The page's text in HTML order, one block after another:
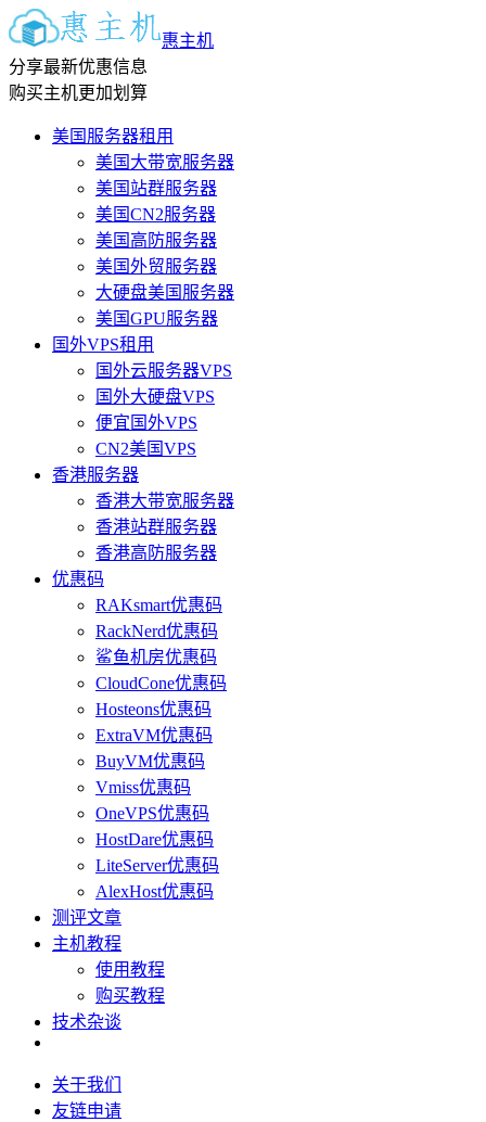
惠主机
分享最新优惠信息
购买主机更加划算
美国服务器租用
美国大带宽服务器
美国站群服务器
美国CN2服务器
美国高防服务器
美国外贸服务器
大硬盘美国服务器
美国GPU服务器
国外VPS租用
国外云服务器VPS
国外大硬盘VPS
便宜国外VPS
CN2美国VPS
香港服务器
香港大带宽服务器
香港站群服务器
香港高防服务器
优惠码
RAKsmart优惠码
RackNerd优惠码
鲨鱼机房优惠码
CloudCone优惠码
Hosteons优惠码
ExtraVM优惠码
BuyVM优惠码
Vmiss优惠码
OneVPS优惠码
HostDare优惠码
LiteServer优惠码
AlexHost优惠码
测评文章
主机教程
使用教程
购买教程
技术杂谈
关于我们
友链申请